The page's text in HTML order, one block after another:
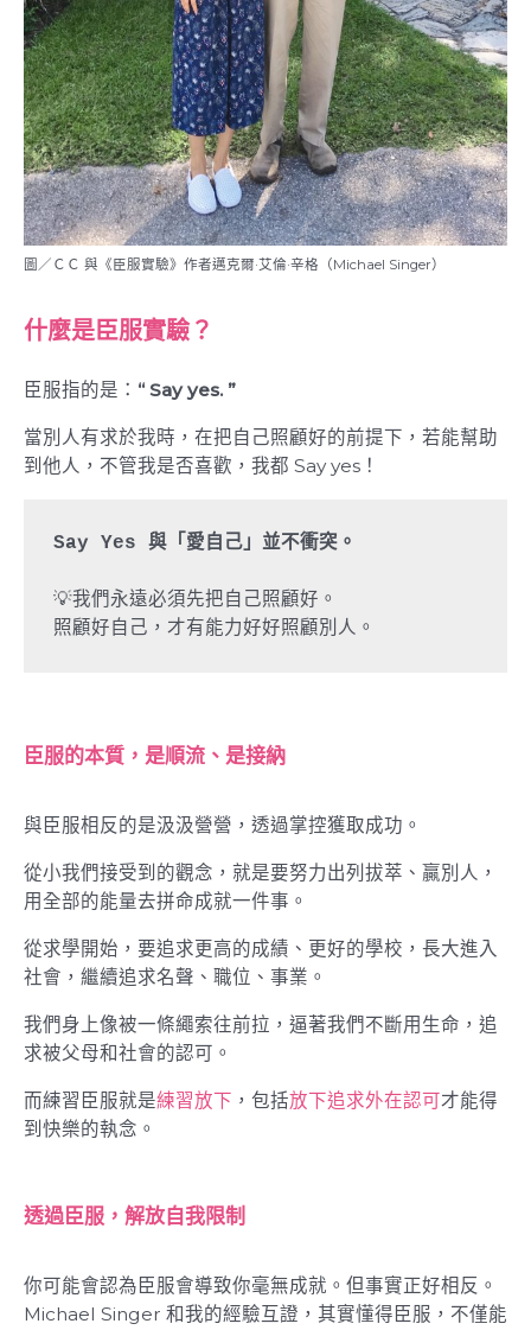
圖／ＣＣ 與《臣服實驗》作者邁克爾·艾倫·辛格（Michael Singer）
什麼是臣服實驗？
臣服指的是： “ Say yes. ”
當別人有求於我時，在把自己照顧好的前提下，若能幫助
到他人，不管我是否喜歡，我都 Say yes！
Say Yes 與「愛自己」並不衝突。
💡我們永遠必須先把自己照顧好。
臣服的本質，是順流、是接納
與臣服相反的是汲汲營營，透過掌控獲取成功。
從小我們接受到的觀念，就是要努力出列拔萃、贏別人，
用全部的能量去拼命成就一件事。
從求學開始，要追求更高的成績、更好的學校，長大進入
社會，繼續追求名聲、職位、事業。
我們身上像被一條繩索往前拉，逼著我們不斷用生命，追
求被父母和社會的認可。
而練習臣服就是練習放下 ，包括放下追求外在認可才能得
到快樂的執念。
透過臣服，解放自我限制
你可能會認為臣服會導致你毫無成就。但事實正好相反。
Michael Singer 和我的經驗互證，其實懂得臣服，不僅能